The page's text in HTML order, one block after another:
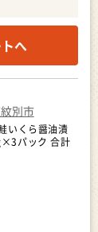
へ
別市
いくら醤油漬
パック 合計